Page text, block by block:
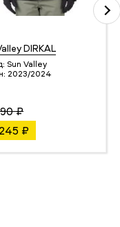
DIRKAL
Sun Valley
2023/2024
₽
₽